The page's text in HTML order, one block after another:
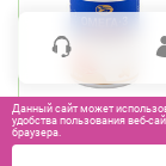
Данный сайт может
удобства пользования веб-
браузера.